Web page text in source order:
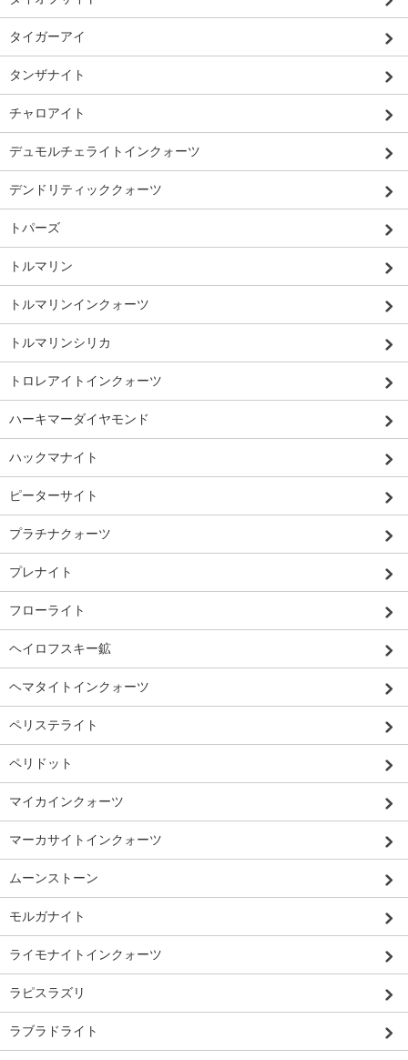
タイガーアイ
タンザナイト
チャロアイト
デュモルチェライトインクォーツ
デンドリティッククォーツ
トパーズ
トルマリン
トルマリンインクォーツ
トルマリンシリカ
トロレアイトインクォーツ
ハーキマーダイヤモンド
ハックマナイト
ピーターサイト
プラチナクォーツ
プレナイト
フローライト
ヘイロフスキー鉱
ヘマタイトインクォーツ
ペリステライト
ペリドット
マイカインクォーツ
マーカサイトインクォーツ
ムーンストーン
モルガナイト
ライモナイトインクォーツ
ラピスラズリ
ラブラドライト